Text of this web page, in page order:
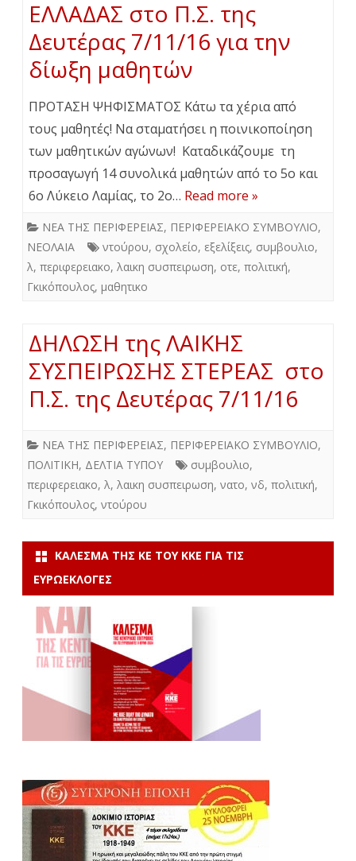
ΕΛΛΑΔΑΣ στο Π.Σ. της
Δευτέρας 7/11/16 για την
δίωξη μαθητών
ΠΡΟΤΑΣΗ ΨΗΦΙΣΜΑΤΟΣ Κάτω τα χέρια από
τους μαθητές! Να σταματήσει η ποινικοποίηση
των μαθητικών αγώνων! Kαταδικάζουμε τη
προσαγωγή 14 συνολικά μαθητών από το 5ο και
6ο Λύκειο Λαμίας, το 2ο… Read more »
ΝΕΑ ΤΗΣ ΠΕΡΙΦΕΡΕΙΑΣ, ΠΕΡΙΦΕΡΕΙΑΚΟ ΣΥΜΒΟΥΛΙΟ,
ΝΕΟΛΑΙΑ
ντούρου, σχολείο, εξελίξεις, συμβουλιο,
λ, περιφερειακο, λαικη συσπειρωση, οτε, πολιτική,
Γκικόπουλος, μαθητικο
ΔΗΛΩΣΗ της ΛΑΙΚΗΣ
ΣΥΣΠΕΙΡΩΣΗΣ ΣΤΕΡΕΑΣ στο
Π.Σ. της Δευτέρας 7/11/16
ΝΕΑ ΤΗΣ ΠΕΡΙΦΕΡΕΙΑΣ, ΠΕΡΙΦΕΡΕΙΑΚΟ ΣΥΜΒΟΥΛΙΟ,
ΠΟΛΙΤΙΚΗ, ΔΕΛΤΙΑ ΤΥΠΟΥ συμβουλιο,
περιφερειακο, λ, λαικη συσπειρωση, νατο, νδ, πολιτική,
Γκικόπουλος, ντούρου
ΚΆΛΕΣΜΑ ΤΗΣ ΚΕ ΤΟΥ ΚΚΕ ΓΙΑ ΤΙΣ
ΕΥΡΩΕΚΛΟΓΈΣ